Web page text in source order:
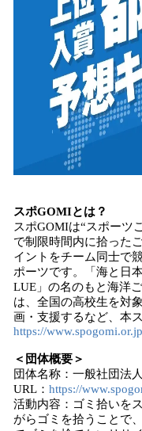
スポGOMIとは？
スポGOMIは“スポーツ
で制限時間内に拾った
イントをチーム同士で
ポーツです。「海と日
LUE」の名のもと海洋
は、全国の高校生を対
画・支援するなど、本
https://
＜団体概要＞
団体名称：一般社団法
URL： https://
活動内容：ゴミ拾いを
がらゴミを拾うことで